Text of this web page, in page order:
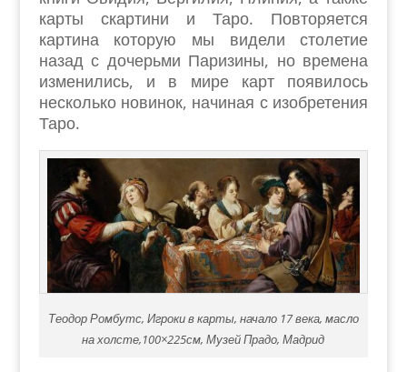
карты скартини и Таро. Повторяется
картина которую мы видели столетие
назад с дочерьми Паризины, но времена
изменились, и в мире карт появилось
несколько новинок, начиная с изобретения
Таро.
Теодор Ромбутс, Игроки в карты, начало 17 века, масло
на холсте,100×225см, Музей Прадо, Мадрид